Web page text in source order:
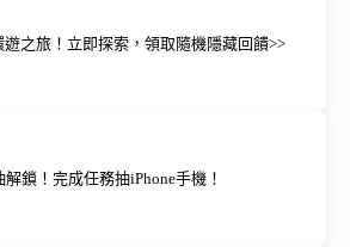
遊之旅！立即探索，領取隨機隱藏回饋>>
解鎖！完成任務抽iPhone手機！